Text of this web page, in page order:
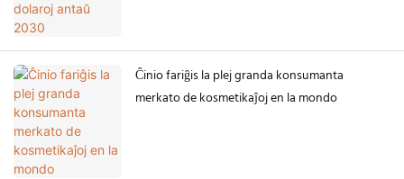
Ĉinio fariĝis la plej granda konsumanta
merkato de kosmetikaĵoj en la mondo